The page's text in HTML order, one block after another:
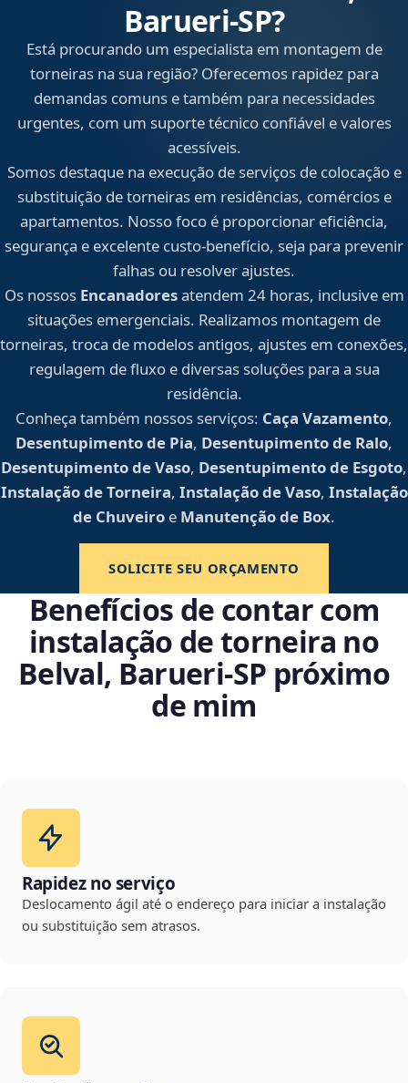
Barueri‑SP?
Está procurando um especialista em montagem de
torneiras na sua região? Oferecemos rapidez para
demandas comuns e também para necessidades
urgentes, com um suporte técnico confiável e valores
acessíveis.
Somos destaque na execução de serviços de colocação e
substituição de torneiras em residências, comércios e
apartamentos. Nosso foco é proporcionar eficiência,
segurança e excelente custo-benefício, seja para prevenir
falhas ou resolver ajustes.
Os nossos Encanadoresatendem 24 horas, inclusive em
situações emergenciais. Realizamos montagem de
torneiras, troca de modelos antigos, ajustes em conexões,
regulagem de fluxo e diversas soluções para a sua
residência.
Conheça também nossos serviços: Caça Vazamento,
Desentupimento de Pia, Desentupimento de Ralo,
Desentupimento de Vaso, Desentupimento de Esgoto,
Instalação de Torneira, Instalação de Vaso, Instalação
de Chuveiro e Manutenção de Box.
SOLICITE SEU ORÇAMENTO
Benefícios de contar com
instalação de torneira no
Belval, Barueri‑SP próximo
de mim
Rapidez no serviço
Deslocamento ágil até o endereço para iniciar a instalação
ou substituição sem atrasos.